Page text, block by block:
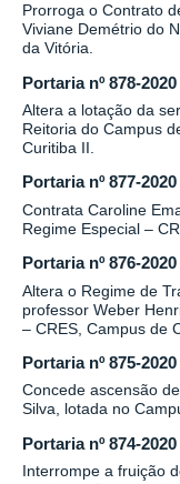
Prorroga o Contrato
Viviane Demétrio do
da Vitória.
Portaria nº 878-
Altera a lotação da
Reitoria do Campus
Curitiba II.
Portaria nº 877-
Contrata Caroline
Regime Especial –
Portaria nº 876-
Altera o Regime de
professor Weber
– CRES, Campus de
Portaria nº 875-
Concede ascensão
Silva, lotada no
Portaria nº 874-
Interrompe a fruição